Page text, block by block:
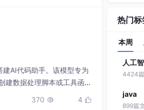
AI代码助手。该模型专为
建数据处理脚本或工具函
370  4 
热门标
本周
人工
4424
java
899篇